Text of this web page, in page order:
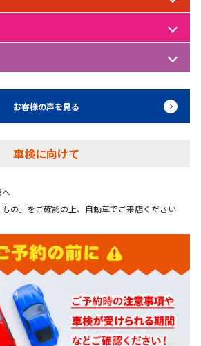
お客様の声を見る
車検に向けて
へ
の」をご確認の上、自動車でご来店ください